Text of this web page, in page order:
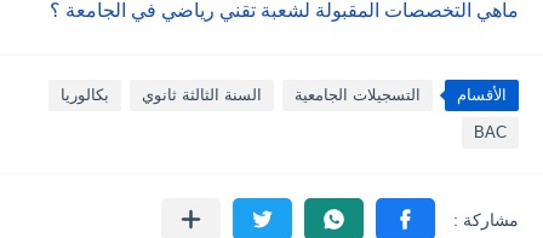
ماهي التخصصات المقبولة لشعبة تقني رياضي في الجامعة ؟
الأقسام التسجيلات الجامعية السنة الثالثة ثانوي بكالوريا
BAC